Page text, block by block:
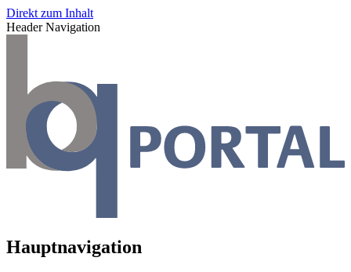
Direkt zum Inhalt
Header Navigation
Hauptnavigation